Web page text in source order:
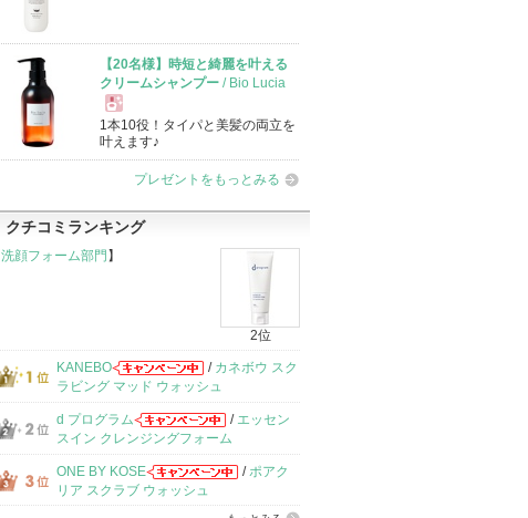
品
【20名様】時短と綺麗を叶える
クリームシャンプー / Bio Lucia
現
1本10役！タイパと美髪の両立を
叶えます♪
プレゼントをもっとみる
クチコミランキング
洗顔フォーム部門 】
2位
KANEBO / カネボウ スク
ラビング マッド ウォッシュ
d プログラム / エッセン
スイン クレンジングフォーム
ONE BY KOSE /ポアク
リア スクラブ ウォッシュ